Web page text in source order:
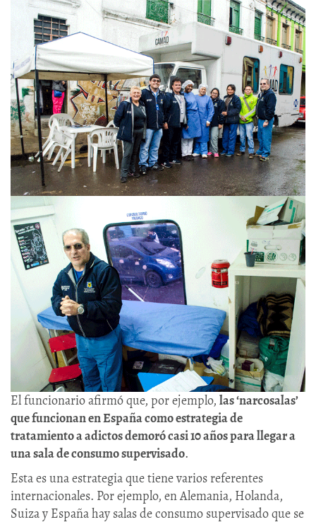
El funcionario afirmó que, por ejemplo, las ‘narcosalas’
que funcionan en España como estrategia de
tratamiento a adictos demoró casi 10 años para llegar a
una sala de consumo supervisado.
Esta es una estrategia que tiene varios referentes
internacionales. Por ejemplo, en Alemania, Holanda,
Suiza y España hay salas de consumo supervisado que se